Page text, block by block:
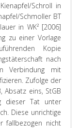
Schroll in
Schmoller BT
in WK² [2006]
zu einer Vorlage
Kopie
nach
Verbindung mit
Zufolge der
Absatz eins, StGB
dieser Tat unter
Diese unrichtige
fallbezogen nicht